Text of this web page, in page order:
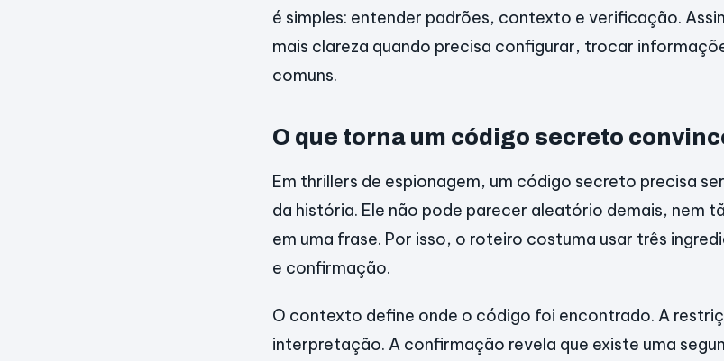
é simples: entender padrões, contexto e verificação.
mais clareza quando precisa configurar, trocar
comuns.
O que torna um código secreto
Em thrillers de espionagem, um código secreto precisa
da história. Ele não pode parecer aleatório demais, nem
em uma frase. Por isso, o roteiro costuma usar três
e confirmação.
O contexto define onde o código foi encontrado. A
interpretação. A confirmação revela que existe uma